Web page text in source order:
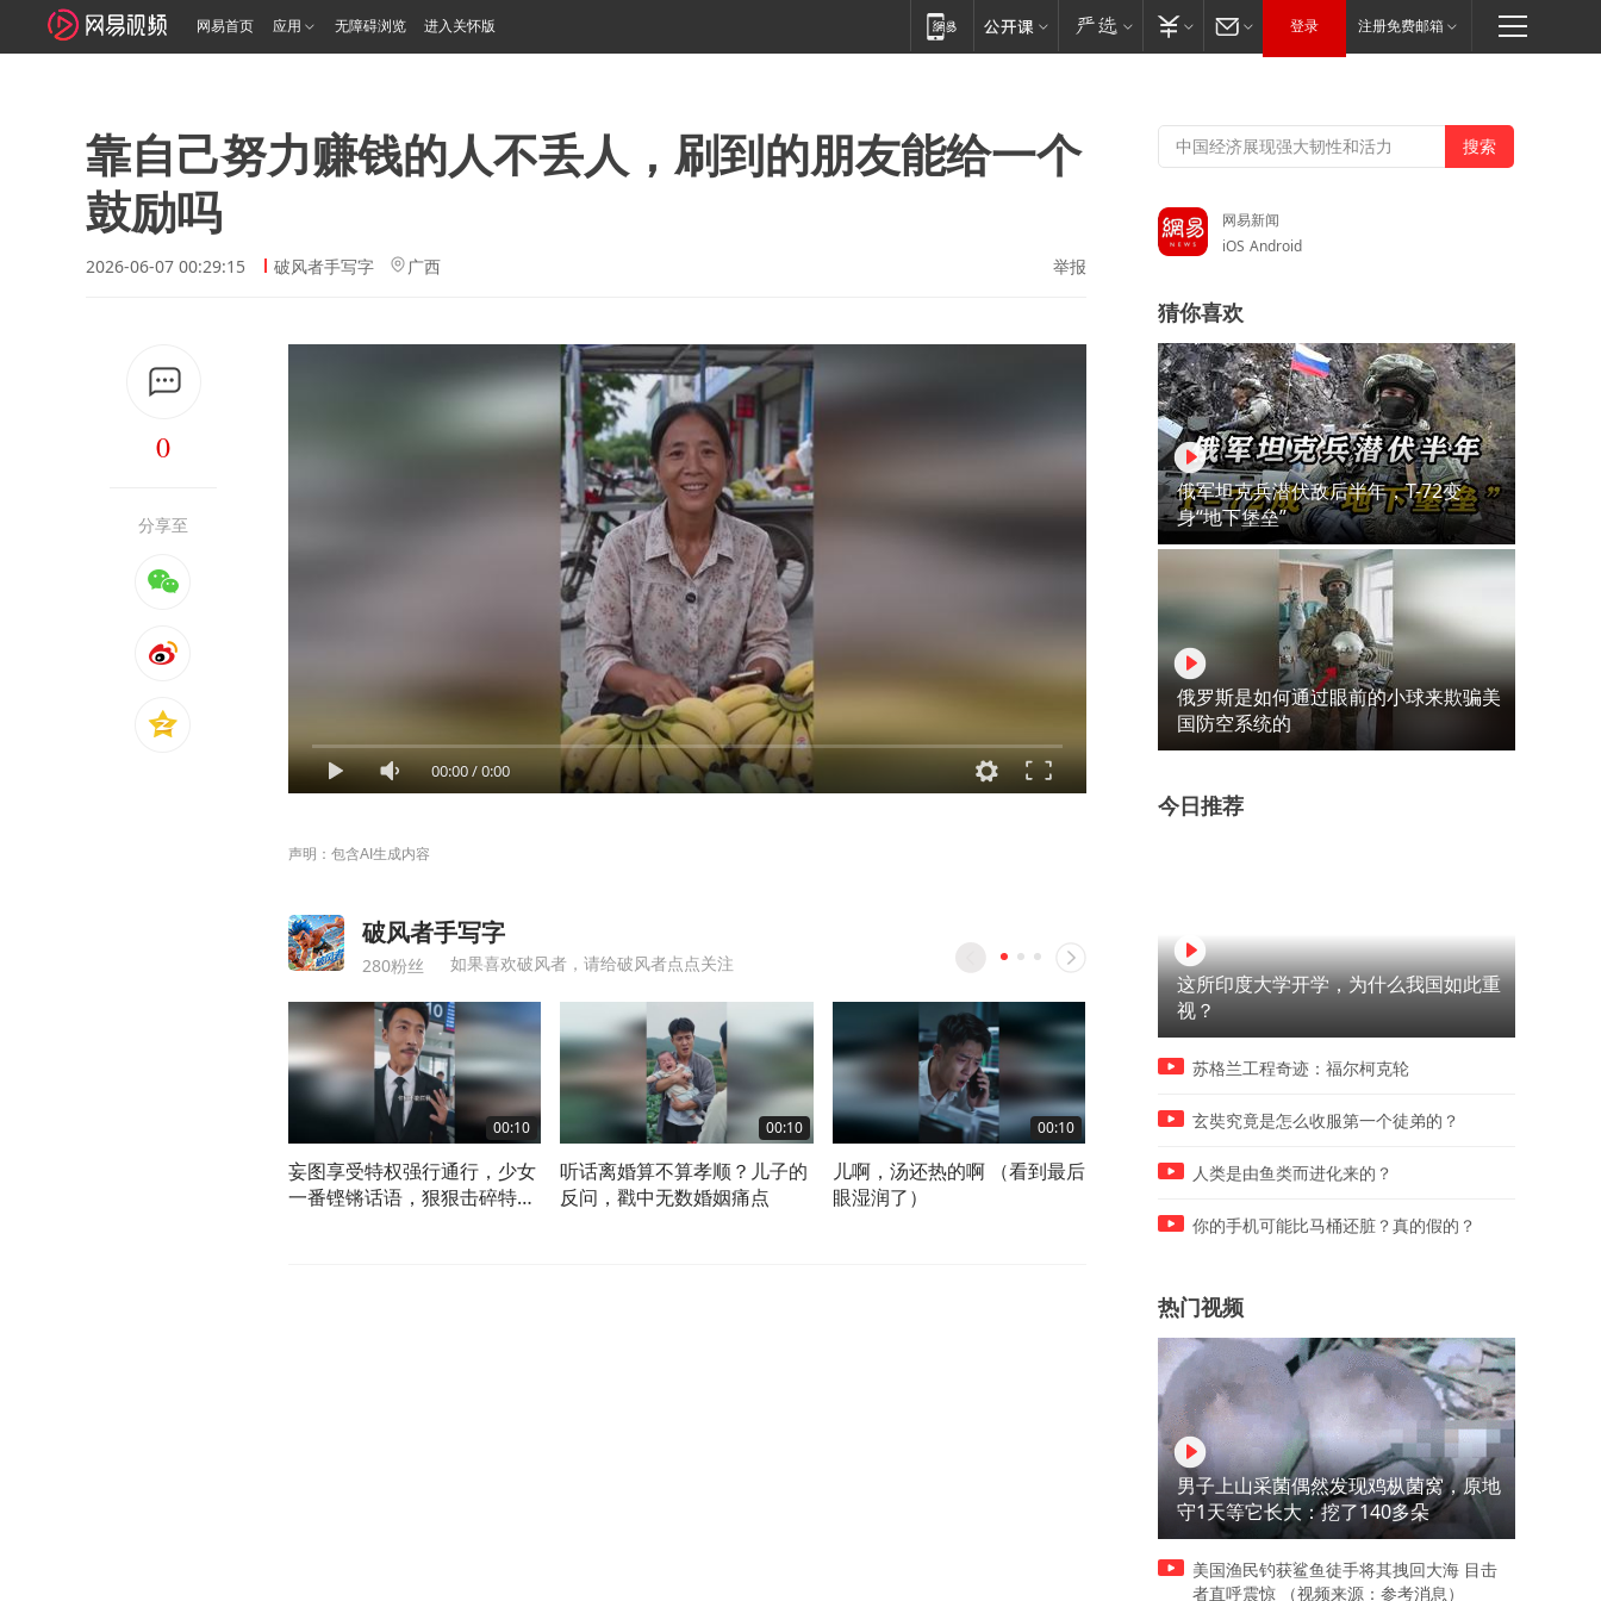
网易首页 应用 无障碍浏览 进入关怀版 登录 注册免费邮箱
靠自己努力赚钱的人不丢人，刷到的朋友能给一个
鼓励吗
2026-06-07 00:29:15 破风者手写字 广西 举报
0
分享至
00:00/0:00
声明：包含AI生成内容
破风者手写字
280粉丝 如果喜欢破风者，请给破风者点点关注
00:10
妄图享受特权强行通行，少女
一番铿锵话语，狠狠击碎特权
00:10
听话离婚算不算孝顺？儿子的
反问，戳中无数婚姻痛点
00:10
儿啊，汤还热的啊 （看到最后
眼湿润了）
00:15
不怕吃苦的少数民族姑娘，择
百岁高龄孤身一人，自己为
网易新闻
iOS Android
猜你喜欢
俄军坦克兵潜伏敌后半年，T-72变
身“地下堡垒”
俄罗斯是如何通过眼前的小球来欺骗美
国防空系统的
今日推荐
这所印度大学开学，为什么我国如此重
视？
苏格兰工程奇迹：福尔柯克轮
玄奘究竟是怎么收服第一个徒弟的？
人类是由鱼类而进化来的？
你的手机可能比马桶还脏？真的假的？
热门视频
男子上山采菌偶然发现鸡枞菌窝，原地
守1天等它长大：挖了140多朵
美国渔民钓获鲨鱼徒手将其拽回大海 目击
者直呼震惊 （视频来源：参考消息）